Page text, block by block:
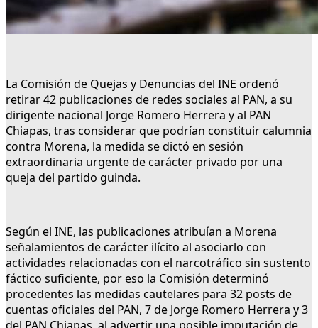
La Comisión de Quejas y Denuncias del INE ordenó
retirar 42 publicaciones de redes sociales al PAN, a su
dirigente nacional Jorge Romero Herrera y al PAN
Chiapas, tras considerar que podrían constituir calumnia
contra Morena, la medida se dictó en sesión
extraordinaria urgente de carácter privado por una
queja del partido guinda.
Según el INE, las publicaciones atribuían a Morena
señalamientos de carácter ilícito al asociarlo con
actividades relacionadas con el narcotráfico sin sustento
fáctico suficiente, por eso la Comisión determinó
procedentes las medidas cautelares para 32 posts de
cuentas oficiales del PAN, 7 de Jorge Romero Herrera y 3